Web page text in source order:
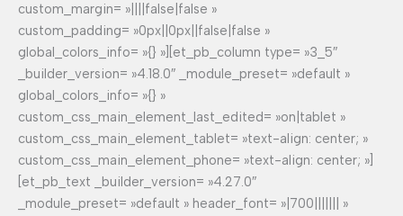
custom_margin= »||||false|false »
custom_padding= »0px||0px||false|false »
global_colors_info= »{} »][et_pb_column type= »3_5″
_builder_version= »4.18.0″ _module_preset= »default »
global_colors_info= »{} »
custom_css_main_element_last_edited= »on|tablet »
custom_css_main_element_tablet= »text-align: center; »
custom_css_main_element_phone= »text-align: center; »]
[et_pb_text _builder_version= »4.27.0″
_module_preset= »default » header_font= »|700||||||| »